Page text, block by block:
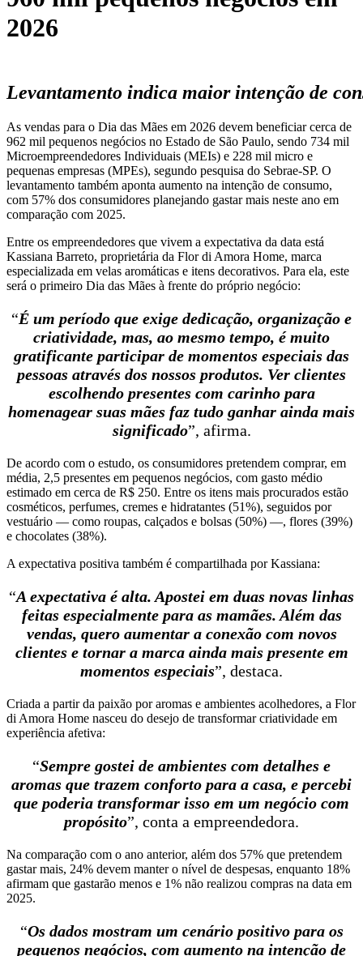
2026
Levantamento indica maior intenção de
As vendas para o Dia das Mães em 2026 devem beneficiar cerca de
962 mil pequenos negócios no Estado de São Paulo, sendo 734 mil
Microempreendedores Individuais (MEIs) e 228 mil micro e
pequenas empresas (MPEs), segundo pesquisa do Sebrae-SP. O
levantamento também aponta aumento na intenção de consumo,
com 57% dos consumidores planejando gastar mais neste ano em
comparação com 2025.
Entre os empreendedores que vivem a expectativa da data está
Kassiana Barreto, proprietária da Flor di Amora Home, marca
especializada em velas aromáticas e itens decorativos. Para ela, este
será o primeiro Dia das Mães à frente do próprio negócio:
“É um período que exige dedicação, organização e
criatividade, mas, ao mesmo tempo, é muito
gratificante participar de momentos especiais das
pessoas através dos nossos produtos. Ver clientes
escolhendo presentes com carinho para
homenagear suas mães faz tudo ganhar ainda mais
significado”, afirma.
De acordo com o estudo, os consumidores pretendem comprar, em
média, 2,5 presentes em pequenos negócios, com gasto médio
estimado em cerca de R$ 250. Entre os itens mais procurados estão
cosméticos, perfumes, cremes e hidratantes (51%), seguidos por
vestuário — como roupas, calçados e bolsas (50%) —, flores (39%)
e chocolates (38%).
A expectativa positiva também é compartilhada por Kassiana:
“A expectativa é alta. Apostei em duas novas linhas
feitas especialmente para as mamães. Além das
vendas, quero aumentar a conexão com novos
clientes e tornar a marca ainda mais presente em
momentos especiais”, destaca.
Criada a partir da paixão por aromas e ambientes acolhedores, a Flor
di Amora Home nasceu do desejo de transformar criatividade em
experiência afetiva:
“Sempre gostei de ambientes com detalhes e
aromas que trazem conforto para a casa, e percebi
que poderia transformar isso em um negócio com
propósito”, conta a empreendedora.
Na comparação com o ano anterior, além dos 57% que pretendem
gastar mais, 24% devem manter o nível de despesas, enquanto 18%
afirmam que gastarão menos e 1% não realizou compras na data em
2025.
“Os dados mostram um cenário positivo para os
pequenos negócios, com aumento na intenção de